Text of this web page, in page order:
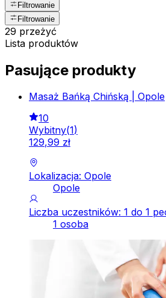
Filtrowanie
Filtrowanie
29 przeżyć
Lista produktów
Pasujące produkty
Masaż Bańką Chińską | Opole
10
Wybitny(1)
129,99 zł
Lokalizacja: Opole
Opole
Liczba uczestników: 1 do 1
1 osoba